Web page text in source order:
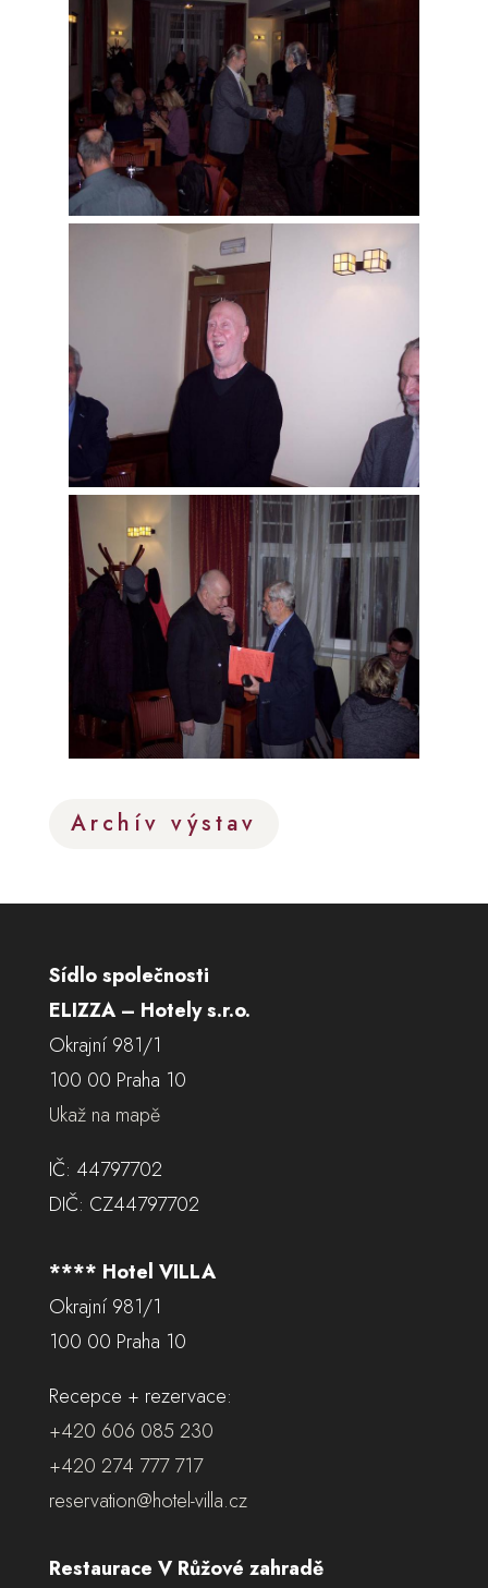
Archív výstav
Sídlo společnosti
ELIZZA – Hotely s.r.o.
Okrajní 981/1
100 00 Praha 10
Ukaž na mapě
IČ: 44797702
DIČ: CZ44797702
**** Hotel VILLA
Okrajní 981/1
100 00 Praha 10
Recepce + rezervace:
+420 606 085 230
+420 274 777 717
reservation@hotel-villa.cz
Restaurace V Růžové zahradě